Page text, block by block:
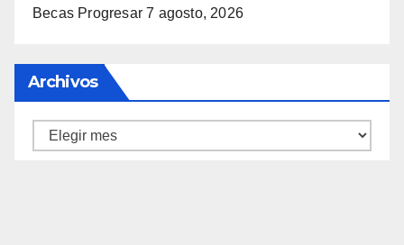
Becas Progresar 7 agosto, 2026
Archivos
Archivos